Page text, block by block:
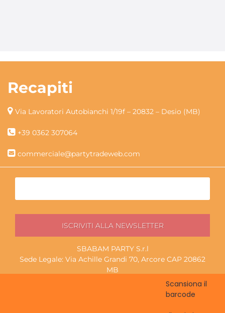
Scansiona il
barcode
Recapiti
Via Lavoratori Autobianchi 1/19f – 20832 – Desio (MB)
+39 0362 307064
commerciale@partytradeweb.com
SBABAM PARTY S.r.l
Sede Legale: Via Achille Grandi 70, Arcore CAP 20862
MB
Magazzino ritiro: Via Lavoratori Autobianchi 1/19f, Desio